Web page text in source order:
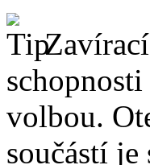
Zavírací
volbou.
součástí